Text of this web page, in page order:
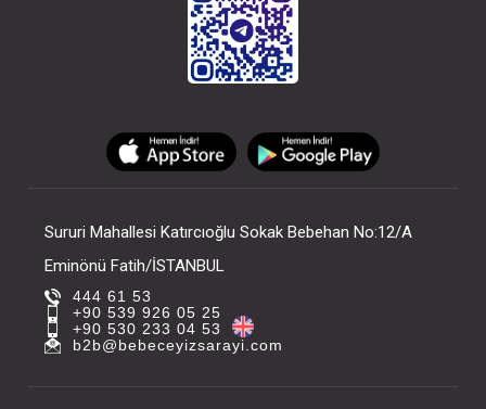
Sururi Mahallesi Katırcıoğlu Sokak Bebehan No:12/A
Eminönü Fatih/İSTANBUL
444 61 53
+90 539 926 05 25
+90 530 233 04 53
b2b@bebeceyizsarayi.com